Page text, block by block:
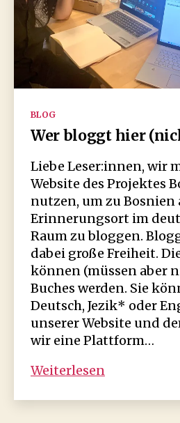
Kategorien
BLOG
Wer bloggt hier
Liebe Leser:innen, wir
Website des Projektes
nutzen, um zu Bosnien
Erinnerungsort im
Raum zu bloggen.
dabei große Freiheit.
können (müssen aber
Buches werden. Sie
Deutsch, Jezik* oder
unserer Website und
wir eine Plattform…
Weiterlesen
hier